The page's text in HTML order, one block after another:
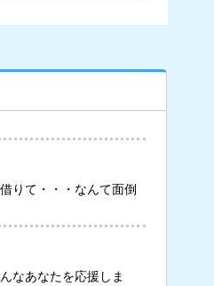
りて・・・なんて面倒
なあなたを応援しま